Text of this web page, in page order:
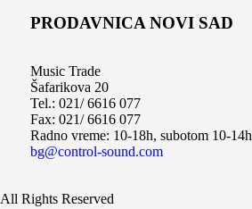
PRODAVNICA NOVI SAD
Music Trade
Šafarikova 20
Tel.: 021/ 6616 077
Fax: 021/ 6616 077
Radno vreme: 10-18h, subotom 10-14h
bg@control-sound.com
Rights Reserved